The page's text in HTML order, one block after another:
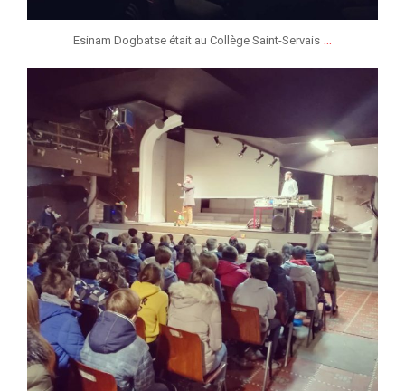
Esinam Dogbatse était au Collège Saint-Servais ...
jeunessesmusicaleslg